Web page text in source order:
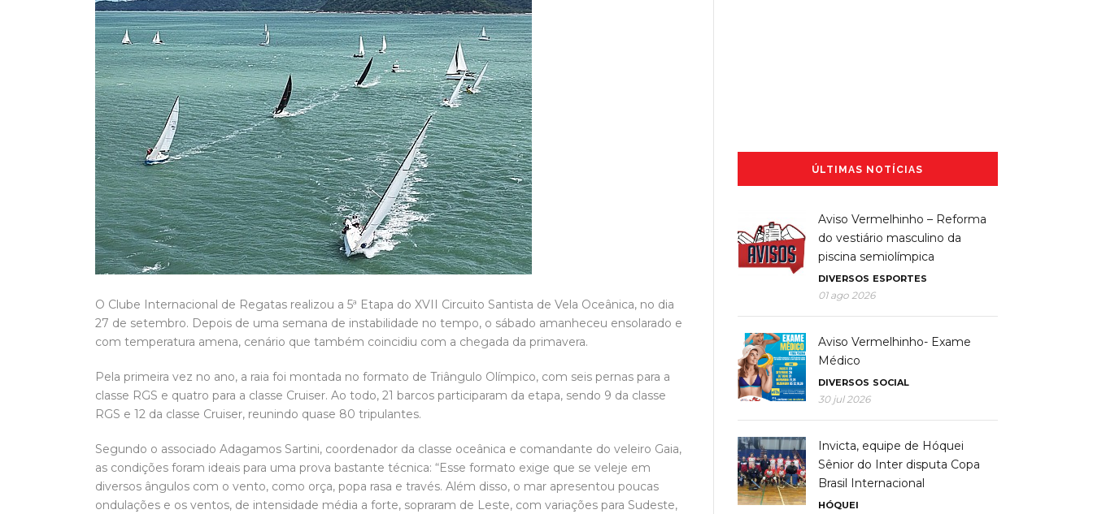
O Clube Internacional de Regatas realizou a 5ª Etapa do XVII Circuito Santista de Vela Oceânica, no dia
27 de setembro. Depois de uma semana de instabilidade no tempo, o sábado amanheceu ensolarado e
com temperatura amena, cenário que também coincidiu com a chegada da primavera.
Pela primeira vez no ano, a raia foi montada no formato de Triângulo Olímpico, com seis pernas para a
classe RGS e quatro para a classe Cruiser. Ao todo, 21 barcos participaram da etapa, sendo 9 da classe
RGS e 12 da classe Cruiser, reunindo quase 80 tripulantes.
Segundo o associado Adagamos Sartini, coordenador da classe oceânica e comandante do veleiro Gaia,
as condições foram ideais para uma prova bastante técnica: “Esse formato exige que se veleje em
diversos ângulos com o vento, como orça, popa rasa e través. Além disso, o mar apresentou poucas
ondulações e os ventos, de intensidade média a forte, sopraram de Leste, com variações para Sudeste,
ÚLTIMAS NOTÍCIAS
Aviso Vermelhinho – Reforma
do vestiário masculino da
piscina semiolímpica
DIVERSOS ESPORTES
01 ago 2026
Aviso Vermelhinho- Exame
Médico
DIVERSOS SOCIAL
30 jul 2026
Invicta, equipe de Hóquei
Sênior do Inter disputa Copa
Brasil Internacional
HÓQUEI